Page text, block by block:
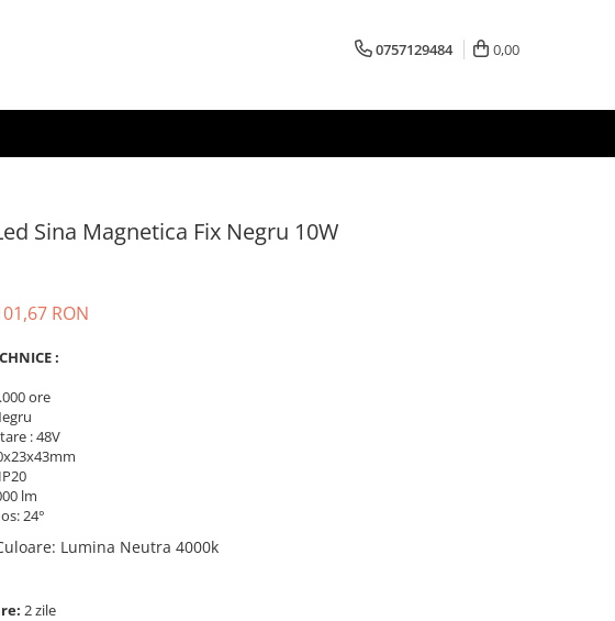
0757129484 0,00
Sina Magnetica Fix Negru 10W
RON
:
ore
: 48V
lm
24°
: Lumina Neutra 4000k
2 zile